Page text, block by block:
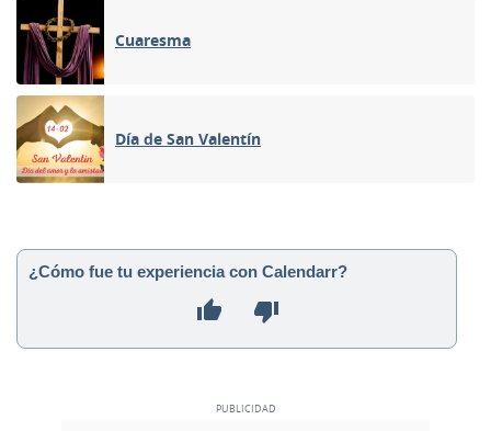
Cuaresma
Día de San Valentín
¿Cómo fue tu experiencia con Calendarr?